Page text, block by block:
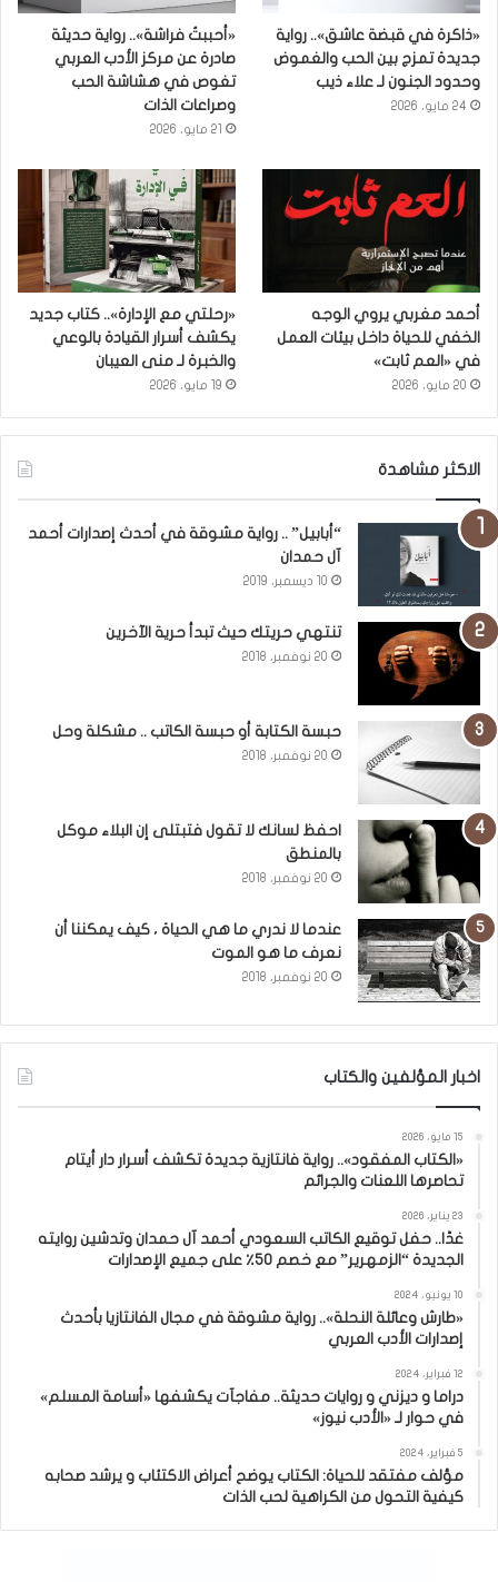
«ذاكرة في قبضة عاشق».. رواية
جديدة تمزج بين الحب والغموض
وحدود الجنون لـ علاء ذيب
24 مايو، 2026
«أحببتُ فراشة».. رواية حديثة
صادرة عن مركز الأدب العربي
تغوص في هشاشة الحب
وصراعات الذات
21 مايو، 2026
أحمد مغربي يروي الوجه
الخفي للحياة داخل بيئات العمل
في «العم ثابت»
20 مايو، 2026
«رحلتي مع الإدارة».. كتاب جديد
يكشف أسرار القيادة بالوعي
والخبرة لـ منى العيبان
19 مايو، 2026
الاكثر مشاهدة
“أبابيل” .. رواية مشوقة في أحدث إصدارات أحمد
آل حمدان
10 ديسمبر، 2019
تنتهي حريتك حيث تبدأ حرية الآخرين
20 نوفمبر، 2018
حبسة الكتابة أو حبسة الكاتب .. مشكلة وحل
20 نوفمبر، 2018
احفظ لسانك لا تقول فتبتلى إن البلاء موكل
بالمنطق
20 نوفمبر، 2018
عندما لا ندري ما هي الحياة ، كيف يمكننا أن
نعرف ما هو الموت
20 نوفمبر، 2018
اخبار المؤلفين والكتاب
15 مايو، 2026
«الكتاب المفقود».. رواية فانتازية جديدة تكشف أسرار دار أيتام
تحاصرها اللعنات والجرائم
23 يناير، 2026
غدًا.. حفل توقيع الكاتب السعودي أحمد آل حمدان وتدشين روايته
الجديدة “الزمهرير” مع خصم 50٪ على جميع الإصدارات
10 يونيو، 2024
«طارش وعائلة النحلة».. رواية مشوقة في مجال الفانتازيا بأحدث
إصدارات الأدب العربي
12 فبراير، 2024
دراما و ديزني و روايات حديثة.. مفاجآت يكشفها «أسامة المسلم»
في حوار لـ «الأدب نيوز»
5 فبراير، 2024
مؤلف مفتقد للحياة: الكتاب يوضح أعراض الاكتئاب و يرشد صحابه
كيفية التحول من الكراهية لحب الذات